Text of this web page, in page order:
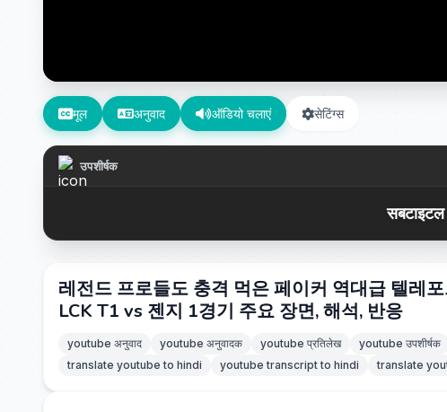
मूल अनुवाद ऑडियो चलाएं सेटिंग्स
उपशीर्षक
सबटाइटल
레전드 프로들도 충격 먹은 페이커 역대급 텔레
LCK T1 vs 젠지 1경기 주요 장면, 해석, 반응
youtube अनुवाद youtube अनुवादक youtube प्रतिलेख youtube उपशीर्षक
translate youtube to hindi
youtube transcript to hindi translate